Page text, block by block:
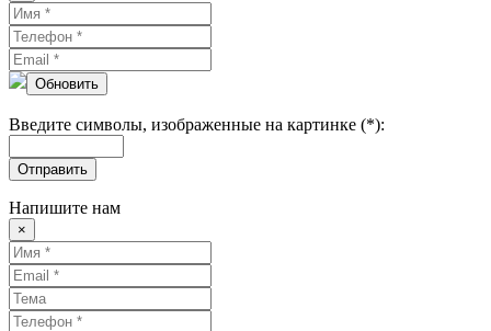
Обновить
Введите символы, изображенные на картинке (*):
Отправить
Напишите нам
×